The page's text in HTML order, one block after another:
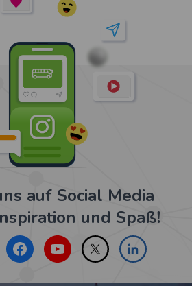
auf Social Media
und Spaß!